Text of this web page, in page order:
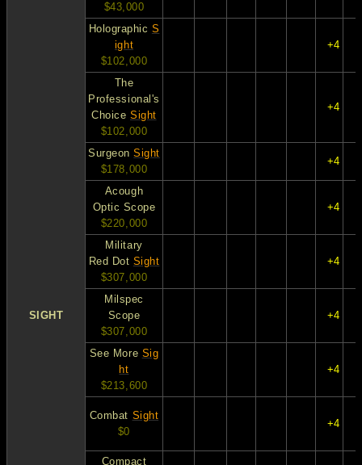
SIGHT
$43,000
Holographic S
ight
$102,000
+4
The
Professional's
ChoiceSight
$102,000
+4
SurgeonSight
$178,000
+4
Acough
Optic Scope
$220,000
+4
Military
Red Dot Sight
$307,000
+4
Milspec
Scope
$307,000
+4
See More Sig
ht
$213,600
+4
Combat Sight
$0
+4
Compact